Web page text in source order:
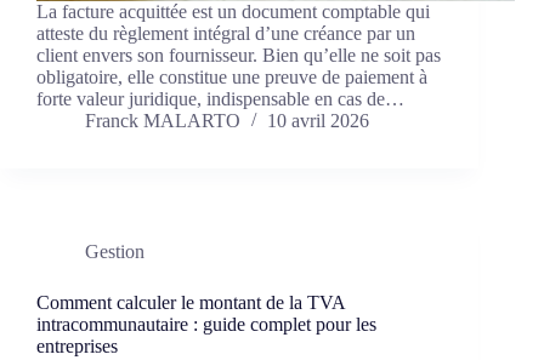
La facture acquittée est un document comptable qui
atteste du règlement intégral d’une créance par un
client envers son fournisseur. Bien qu’elle ne soit pas
obligatoire, elle constitue une preuve de paiement à
forte valeur juridique, indispensable en cas de…
Franck MALARTO
10 avril 2026
Gestion
Comment calculer le montant de la TVA
intracommunautaire : guide complet pour les
entreprises